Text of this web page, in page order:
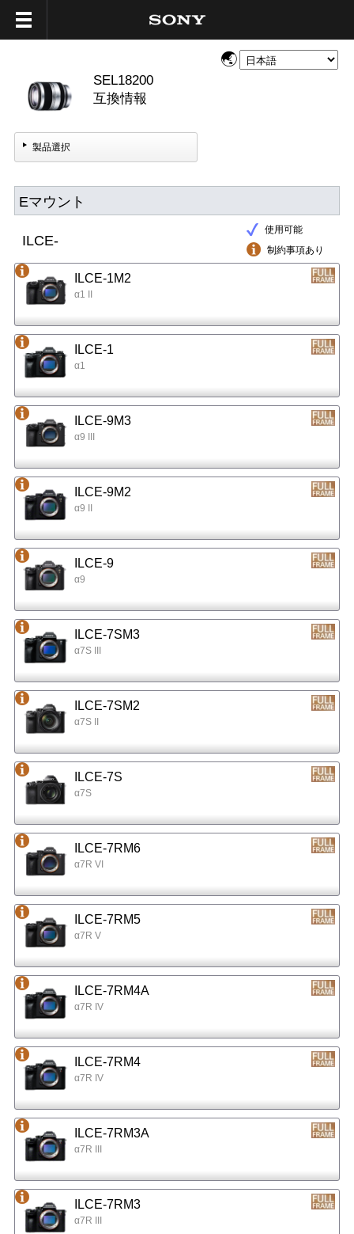
SEL18200
互換情報
製品選択
Eマウント
使用可能
制約事項あり
ILCE-
ILCE-1M2
α1 II
ILCE-1
α1
ILCE-9M3
α9 III
ILCE-9M2
α9 II
ILCE-9
α9
ILCE-7SM3
α7S III
ILCE-7SM2
α7S II
ILCE-7S
α7S
ILCE-7RM6
α7R VI
ILCE-7RM5
α7R V
ILCE-7RM4A
α7R IV
ILCE-7RM4
α7R IV
ILCE-7RM3A
α7R III
ILCE-7RM3
α7R III